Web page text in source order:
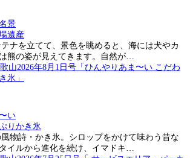
景
遺産
ナを立てて、景色を眺めると、海には犬やカ
熊の姿が見えてきます。自然が…
い
りかき氷
物詩・かき氷。シロップをかけて味わう昔な
イルから進化を続け、イマドキ…